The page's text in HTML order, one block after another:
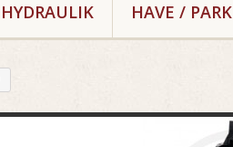
HYDRAULIK HAVE / PARK